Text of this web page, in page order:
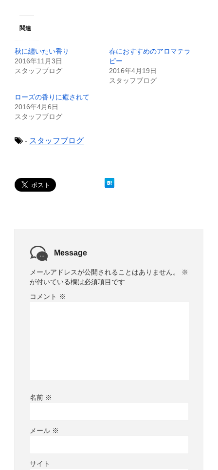
T
i
r
で
共
有
い
ウ
ィ
ン
開
る
に
は
ク
し
て
く
だ
新
ド
ウ
で
関連
秋に纏いたい香り
2016年11月3日
スタッフブログ
春におすすめのアロマテラ
ピー
2016年4月19日
スタッフブログ
ローズの香りに癒されて
2016年4月6日
スタッフブログ
- スタッフブログ
Message
メールアドレスが公開されることはありません。
※
が付いている欄は必須項目です
コメント ※
名前 ※
メール ※
サイト